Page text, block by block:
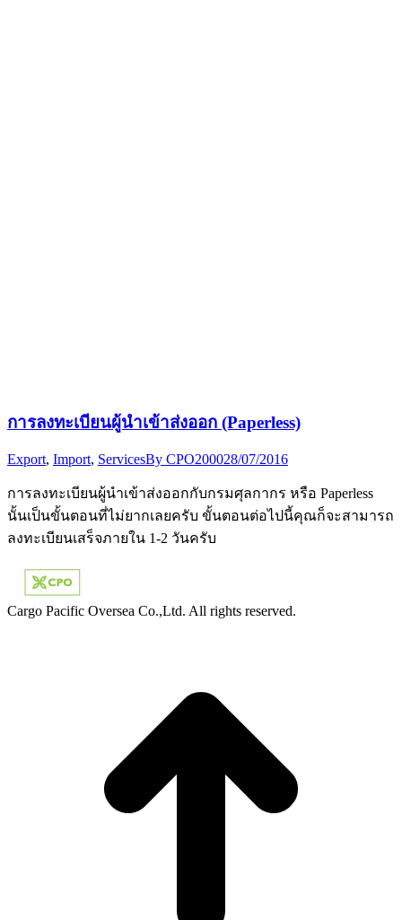
การลงทะเบียนผู้นำเข้าส่งออก (Paperless)
Export, Import, ServicesBy CPO200028/07/2016
การลงทะเบียนผู้นำเข้าส่งออกกับกรมศุลกากร หรือ Paperless
นั้นเป็นขั้นตอนที่ไม่ยากเลยครับ ขั้นตอนต่อไปนี้คุณก็จะสามารถ
ลงทะเบียนเสร็จภายใน 1-2 วันครับ
Cargo Pacific Oversea Co.,Ltd. All rights reserved.